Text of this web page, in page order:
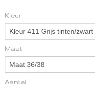
Kleur
Maat
Aantal